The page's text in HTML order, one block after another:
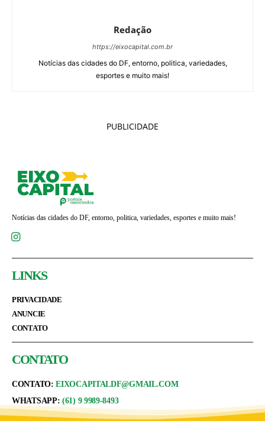
Redação
https://eixocapital.com.br
Notícias das cidades do DF, entorno, politica, variedades,
esportes e muito mais!
PUBLICIDADE
Notícias das cidades do DF, entorno, politica, variedades, esportes e muito mais!
LINKS
PRIVACIDADE
ANUNCIE
CONTATO
CONTATO
CONTATO:EIXOCAPITALDF@GMAIL.COM
WHATSAPP: (61) 9 9989-8493